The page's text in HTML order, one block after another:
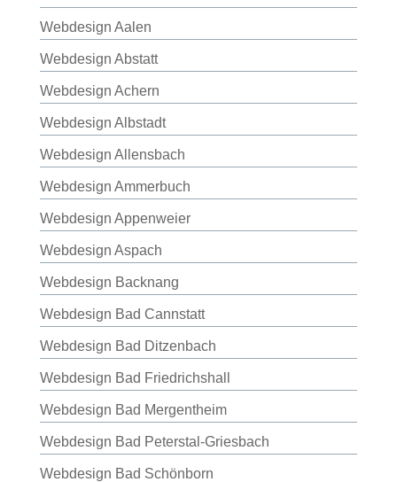
Webdesign Aalen
Webdesign Abstatt
Webdesign Achern
Webdesign Albstadt
Webdesign Allensbach
Webdesign Ammerbuch
Webdesign Appenweier
Webdesign Aspach
Webdesign Backnang
Webdesign Bad Cannstatt
Webdesign Bad Ditzenbach
Webdesign Bad Friedrichshall
Webdesign Bad Mergentheim
Webdesign Bad Peterstal-Griesbach
Webdesign Bad Schönborn